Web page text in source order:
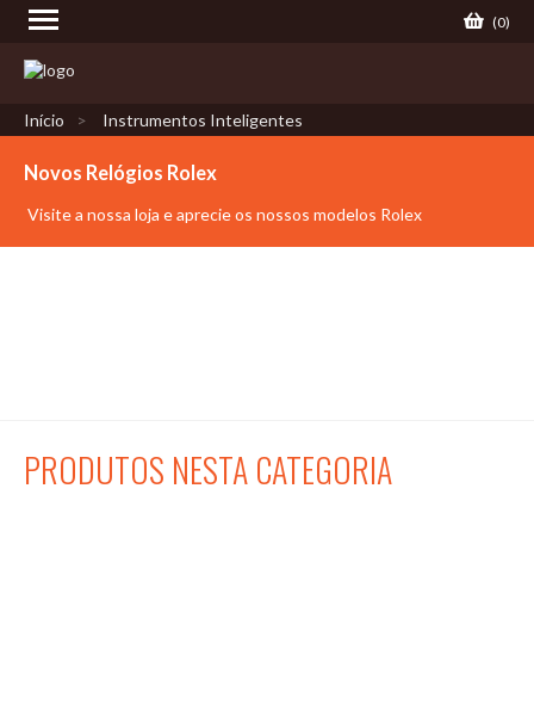
(0)
Início Instrumentos Inteligentes
Novos Relógios Rolex
Visite a nossa loja e aprecie os nossos modelos Rolex
PRODUTOS NESTA CATEGORIA